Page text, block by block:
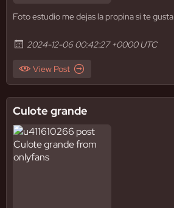
Foto estudio me dejas la propina si te gusta
2024-12-06 00:42:27 +0000 UTC
View Post
Culote grande